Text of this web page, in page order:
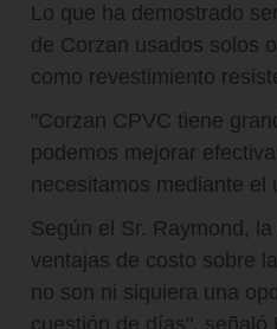
Lo que ha demostrado
de Corzan usados solos
como revestimiento
"Corzan CPVC tiene
podemos mejorar
necesitamos mediante el
Según el Sr. Raymond,
ventajas de costo sobre
no son ni siquiera una